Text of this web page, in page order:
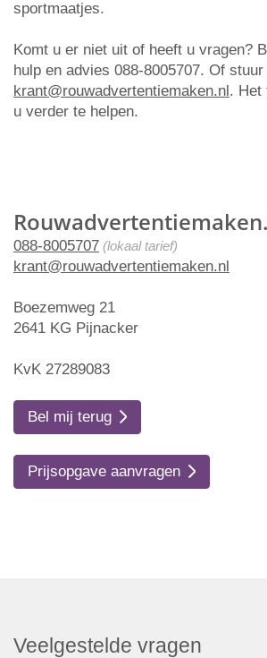
088-8005707 (lokaal tarief)
krant@rouwadvertentiemaken.nl
Boezemweg 21
2641 KG Pijnacker
KvK 27289083
Bel mij terug
Prijsopgave aanvragen
sportmaatjes.
Komt u er niet uit of heeft u vragen?
hulp en advies 088-8005707. Of
krant@rouwadvertentiemaken.nl. Het
u verder te helpen.
Veelgestelde vragen